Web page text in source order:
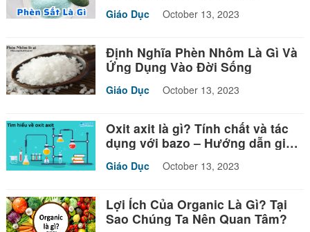
Giáo Dục October 13, 2023
Định Nghĩa Phèn Nhôm Là Gì Và
Ứng Dụng Vào Đời Sống
Giáo Dục October 13, 2023
Oxit axit là gì? Tính chất và tác
dụng với bazo – Hướng dẫn giải
Giáo Dục October 13, 2023
Lợi Ích Của Organic Là Gì? Tại
Sao Chúng Ta Nên Quan Tâm?